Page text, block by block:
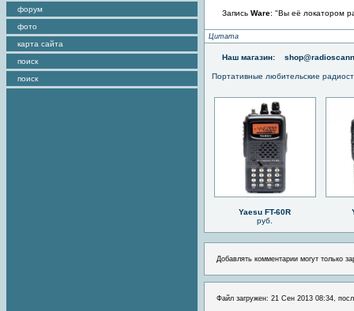
форум
фото
карта сайта
поиск
поиск
Запись Ware: "Вы её локатором
Цитата
Наш магазин:
Портативные любительские
Yaesu FT-60R
руб.
Добавлять комментарии могут только
Файл загружен: 21 Сен 2013 08:34,